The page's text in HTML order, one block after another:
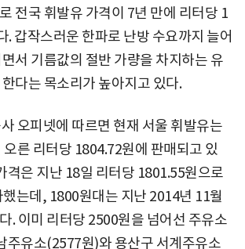
전국 휘발유 가격이 7년 만에 리터당 1
. 갑작스러운 한파로 난방 수요까지 늘어
서 기름값의 절반 가량을 차지하는 유
다는 목소리가 높아지고 있다.
오피넷에 따르면 현재 서울 휘발유는
른 리터당 1804.72원에 판매되고 있
격은 지난 18일 리터당 1801.55원으로
는데, 1800원대는 지난 2014년 11월
. 이미 리터당 2500원을 넘어선 주유소
주유소(2577원)와 용산구 서계주유소